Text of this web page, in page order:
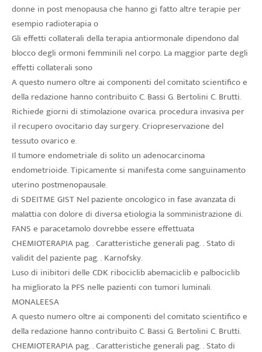
donne in post menopausa che hanno gi fatto altre terapie per
esempio radioterapia o
Gli effetti collaterali della terapia antiormonale dipendono dal
blocco degli ormoni femminili nel corpo. La maggior parte degli
effetti collaterali sono
A questo numero oltre ai componenti del comitato scientifico e
della redazione hanno contribuito C. Bassi G. Bertolini C. Brutti.
Richiede giorni di stimolazione ovarica. procedura invasiva per
il recupero ovocitario day surgery. Criopreservazione del
tessuto ovarico e.
Il tumore endometriale di solito un adenocarcinoma
endometrioide. Tipicamente si manifesta come sanguinamento
uterino postmenopausale.
di SDEITME GIST Nel paziente oncologico in fase avanzata di
malattia con dolore di diversa etiologia la somministrazione di.
FANS e paracetamolo dovrebbe essere effettuata
CHEMIOTERAPIA pag. . Caratteristiche generali pag. . Stato di
validit del paziente pag. . Karnofsky.
Luso di inibitori delle CDK ribociclib abemaciclib e palbociclib
ha migliorato la PFS nelle pazienti con tumori luminali.
MONALEESA
A questo numero oltre ai componenti del comitato scientifico e
della redazione hanno contribuito C. Bassi G. Bertolini C. Brutti.
CHEMIOTERAPIA pag. . Caratteristiche generali pag. . Stato di